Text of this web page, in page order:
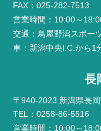
FAX：025-282-7513
営業時間：10:00～
交通：鳥屋野潟スポー
車：新潟中央I.C.から1
長
〒940-2023 新潟県長
TEL：0258-86-5516
営業時間：10:00～